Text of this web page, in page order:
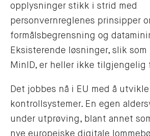
opplysninger stikk i strid med
personvernreglenes prinsipper
formålsbegrensning og
Eksisterende løsninger, slik som
MinID, er heller ikke tilgjengelig
Det jobbes nå i EU med å
kontrollsystemer. En egen
under utprøving, blant annet
nye europeiske digitale